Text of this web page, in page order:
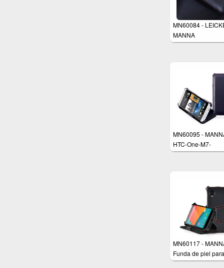
MN60084 -
MANNA
MN60095 -
HTC-One-M7-
Schutzhülle
MN60117 -
Funda de piel para
Google Nexus 5